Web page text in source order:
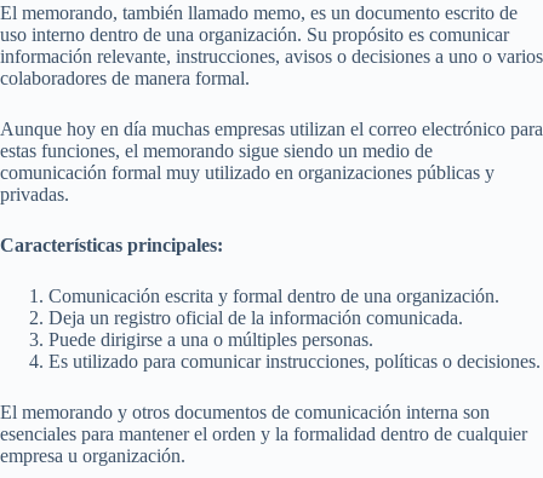
El memorando, también llamado memo, es un documento escrito de
uso interno dentro de una organización. Su propósito es comunicar
información relevante, instrucciones, avisos o decisiones a uno o varios
colaboradores de manera formal.
Aunque hoy en día muchas empresas utilizan el correo electrónico para
estas funciones, el memorando sigue siendo un medio de
comunicación formal muy utilizado en organizaciones públicas y
privadas.
Características principales:
Comunicación escrita y formal dentro de una organización.
Deja un registro oficial de la información comunicada.
Puede dirigirse a una o múltiples personas.
Es utilizado para comunicar instrucciones, políticas o decisiones.
El memorando y otros documentos de comunicación interna son
esenciales para mantener el orden y la formalidad dentro de cualquier
empresa u organización.